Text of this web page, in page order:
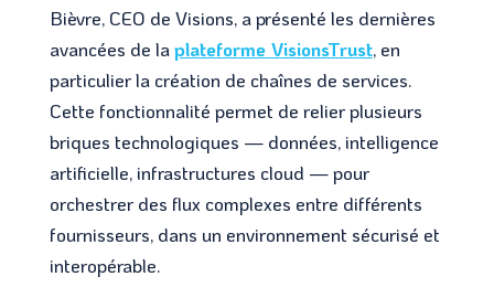
Bièvre, CEO de Visions, a présenté les dernières
avancées de laplateforme VisionsTrust, en
particulier la création de chaînes de services.
Cette fonctionnalité permet de relier plusieurs
briques technologiques — données, intelligence
artificielle, infrastructures cloud — pour
orchestrer des flux complexes entre différents
fournisseurs, dans un environnement sécurisé et
interopérable.